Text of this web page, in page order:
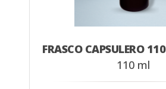
FRASCO CAPSULERO
110 ml